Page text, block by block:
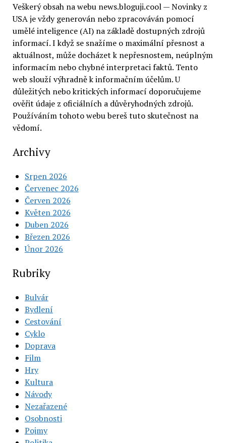
Veškerý obsah na webu news.bloguji.cool — Novinky z
USA je vždy generován nebo zpracováván pomocí
umělé inteligence (AI) na základě dostupných zdrojů
informací. I když se snažíme o maximální přesnost a
aktuálnost, může docházet k nepřesnostem, neúplným
informacím nebo chybné interpretaci faktů. Tento
web slouží výhradně k informačním účelům. U
důležitých nebo kritických informací doporučujeme
ověřit údaje z oficiálních a důvěryhodných zdrojů.
Používáním tohoto webu bereš tuto skutečnost na
vědomí.
Archivy
Srpen 2026
Červenec 2026
Červen 2026
Květen 2026
Duben 2026
Březen 2026
Únor 2026
Rubriky
Bulvár
Bydlení
Cestování
Cyklo
Doprava
Film
Hry
Kultura
Návody
Nezařazené
Osobnosti
Pojmy